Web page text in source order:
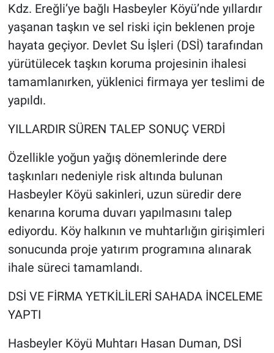
Kdz. Ereğli’ye bağlı Hasbeyler Köyü’nde yıllardır
yaşanan taşkın ve sel riski için beklenen proje
hayata geçiyor. Devlet Su İşleri (DSİ) tarafından
yürütülecek taşkın koruma projesinin ihalesi
tamamlanırken, yüklenici firmaya yer teslimi de
yapıldı.
YILLARDIR SÜREN TALEP SONUÇ VERDİ
Özellikle yoğun yağış dönemlerinde dere
taşkınları nedeniyle risk altında bulunan
Hasbeyler Köyü sakinleri, uzun süredir dere
kenarına koruma duvarı yapılmasını talep
ediyordu. Köy halkının ve muhtarlığın girişimleri
sonucunda proje yatırım programına alınarak
ihale süreci tamamlandı.
DSİ VE FİRMA YETKİLİLERİ SAHADA İNCELEME
YAPTI
Hasbeyler Köyü Muhtarı Hasan Duman, DSİ